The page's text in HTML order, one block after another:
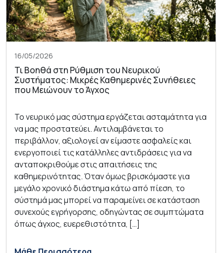
16/05/2026
Τι Βοηθά στη Ρύθμιση του Νευρικού
Συστήματος: Μικρές Καθημερινές Συνήθειες
που Μειώνουν το Άγχος
Το νευρικό μας σύστημα εργάζεται ασταμάτητα για
να μας προστατεύει. Αντιλαμβάνεται το
περιβάλλον, αξιολογεί αν είμαστε ασφαλείς και
ενεργοποιεί τις κατάλληλες αντιδράσεις για να
ανταποκριθούμε στις απαιτήσεις της
καθημερινότητας. Όταν όμως βρισκόμαστε για
μεγάλο χρονικό διάστημα κάτω από πίεση, το
σύστημά μας μπορεί να παραμείνει σε κατάσταση
συνεχούς εγρήγορσης, οδηγώντας σε συμπτώματα
όπως άγχος, ευερεθιστότητα, […]